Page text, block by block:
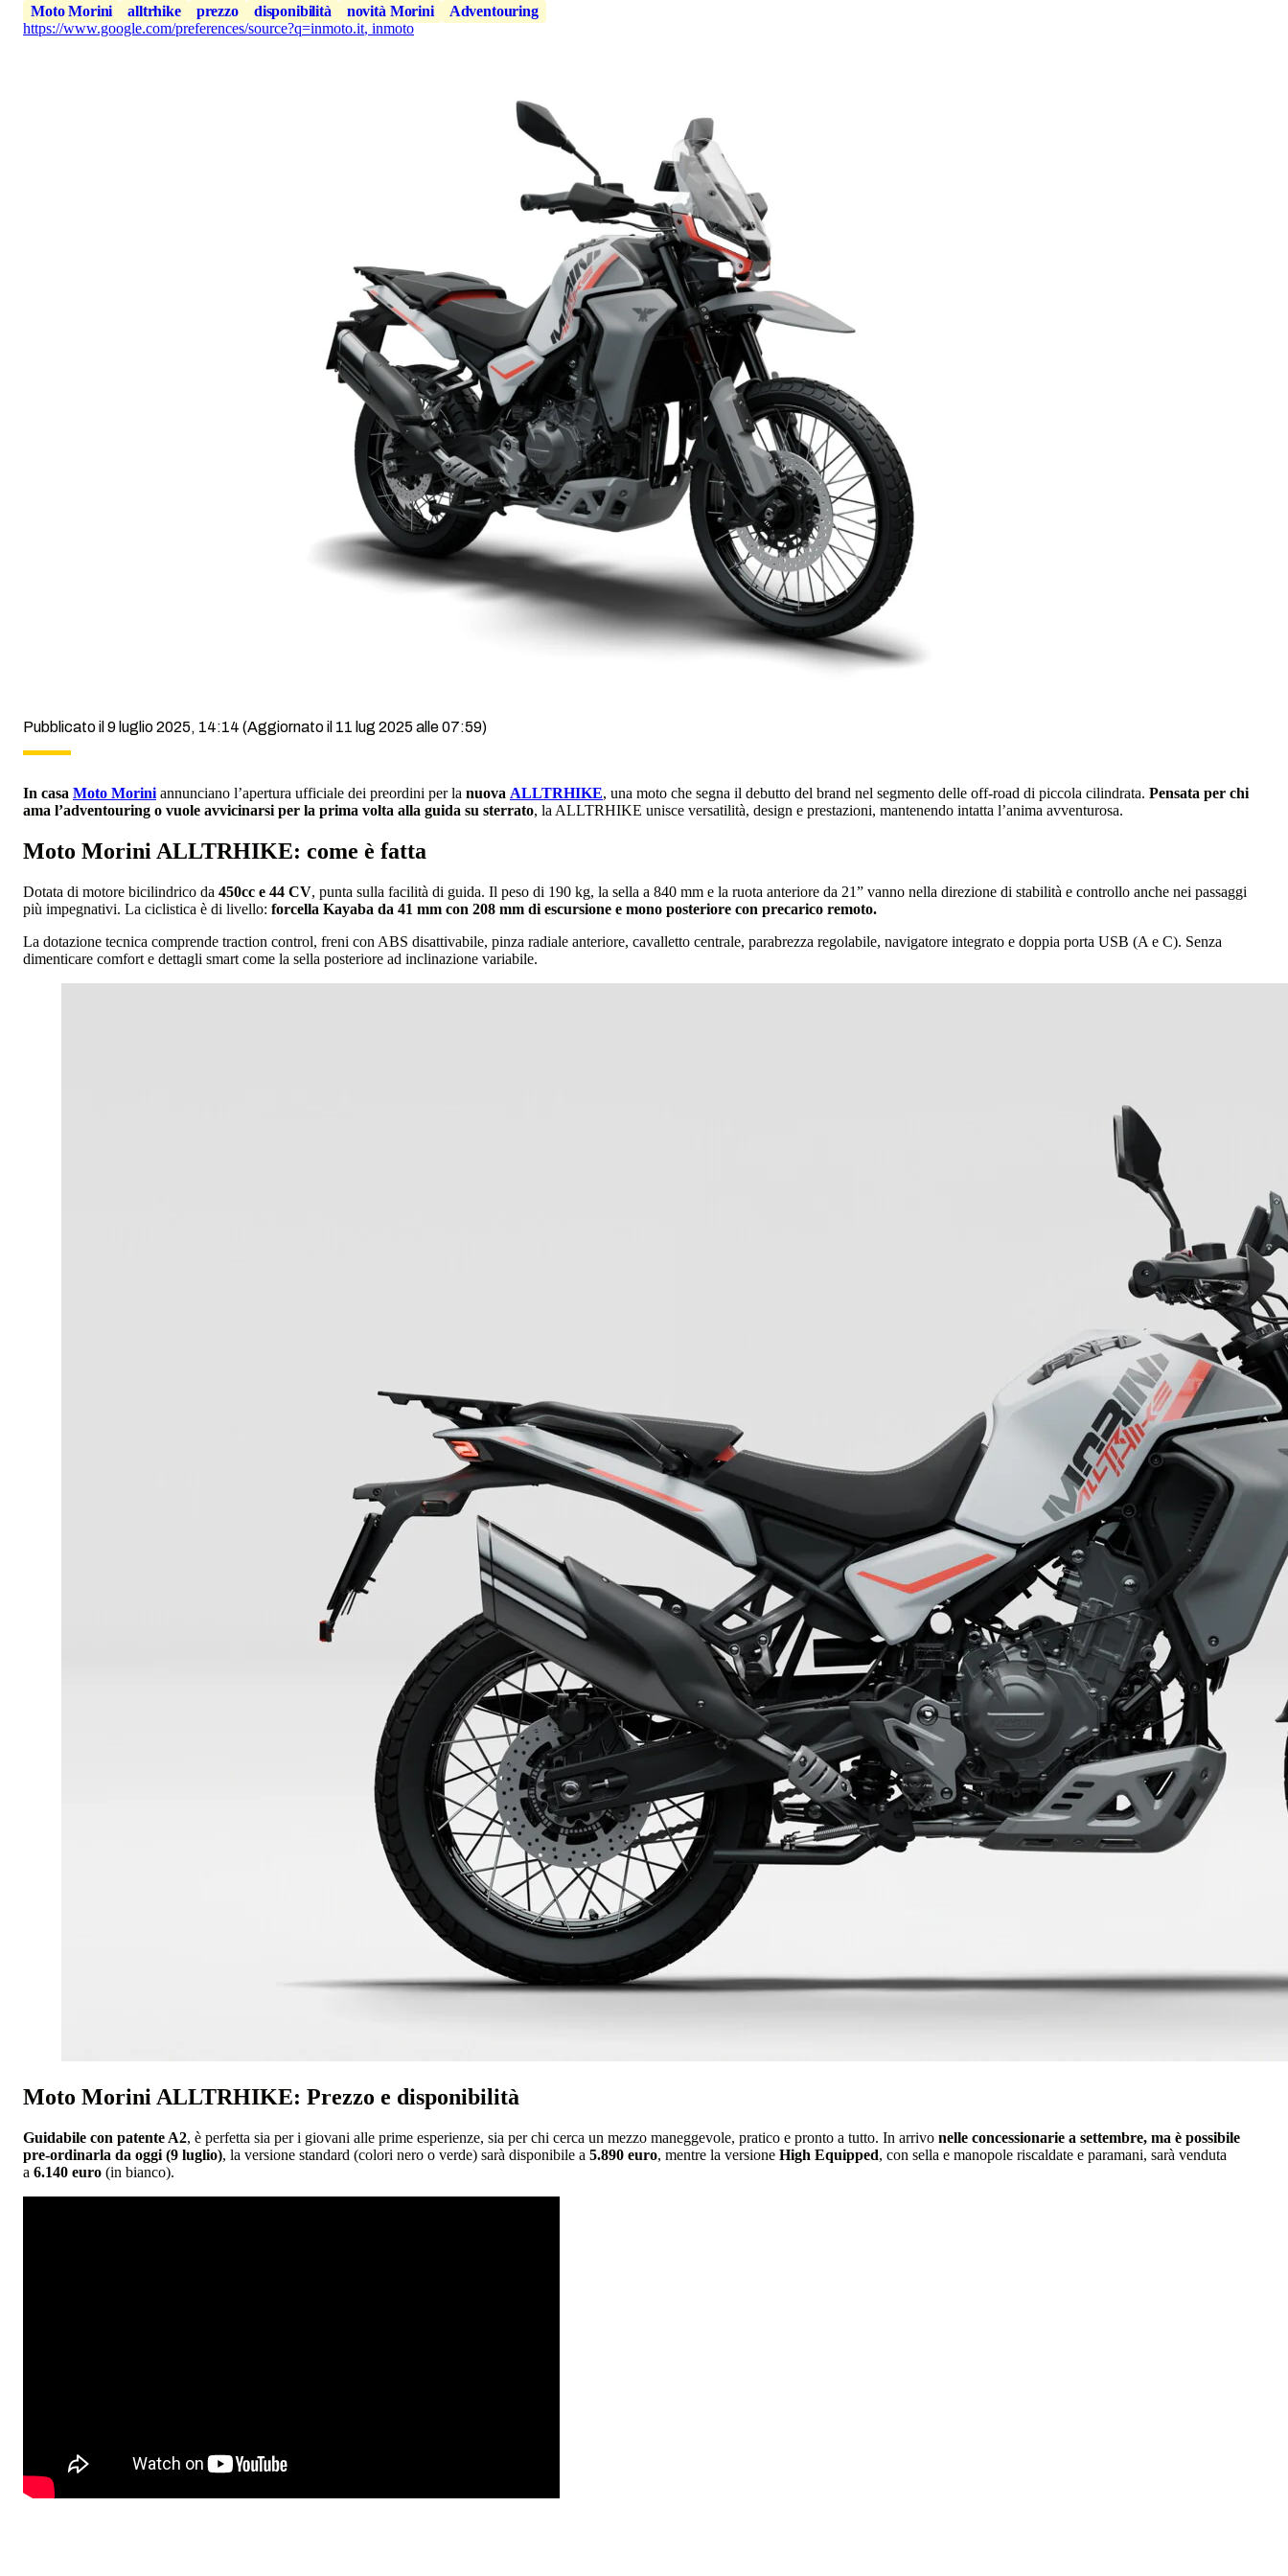
Moto Morini
alltrhike prezzo disponibilità novità Morini
Adventouring
https://www.google.com/preferences/source?q=inmoto.it,inmoto
Pubblicato il 9 luglio 2025, 14:14 (Aggiornato il 11 lug 2025 alle 07:59)
In casa Moto Moriniannunciano l’apertura ufficiale dei preordini per la nuova ALLTRHIKE, una moto che segna il debutto del brand nel segmento delle off-road di piccola cilindrata. Pensata per chi
ama l’adventouring o vuole avvicinarsi per la prima volta alla guida su sterrato, la ALLTRHIKE unisce versatilità, design e prestazioni, mantenendo intatta l’anima avventurosa.
Moto Morini ALLTRHIKE: come è fatta
Dotata di motore bicilindrico da 450cc e 44 CV, punta sulla facilità di guida. Il peso di 190 kg, la sella a 840 mm e la ruota anteriore da 21” vanno nella direzione di stabilità e controllo anche nei passaggi
più impegnativi. La ciclistica è di livello: forcella Kayaba da 41 mm con 208 mm di escursione e mono posteriore con precarico remoto.
La dotazione tecnica comprende traction control, freni con ABS disattivabile, pinza radiale anteriore, cavalletto centrale, parabrezza regolabile, navigatore integrato e doppia porta USB (A e C). Senza
dimenticare comfort e dettagli smart come la sella posteriore ad inclinazione variabile.
Moto Morini ALLTRHIKE: Prezzo e disponibilità
Guidabile con patente A2, è perfetta sia per i giovani alle prime esperienze, sia per chi cerca un mezzo maneggevole, pratico e pronto a tutto. In arrivo nelle concessionarie a settembre, ma è possibile
pre-ordinarla da oggi (9 luglio), la versione standard (colori nero o verde) sarà disponibile a 5.890 euro, mentre la versione High Equipped, con sella e manopole riscaldate e paramani, sarà venduta
a 6.140 euro (in bianco).